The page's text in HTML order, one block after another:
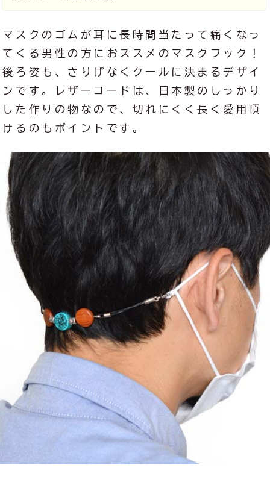
マスクのゴムが耳に長時間当たって痛くなっ
てくる男性の方におススメのマスクフック！
後ろ姿も、さりげなくクールに決まるデザイ
ンです。レザーコードは、日本製のしっかり
した作りの物なので、切れにくく長く愛用頂
けるのもポイントです。